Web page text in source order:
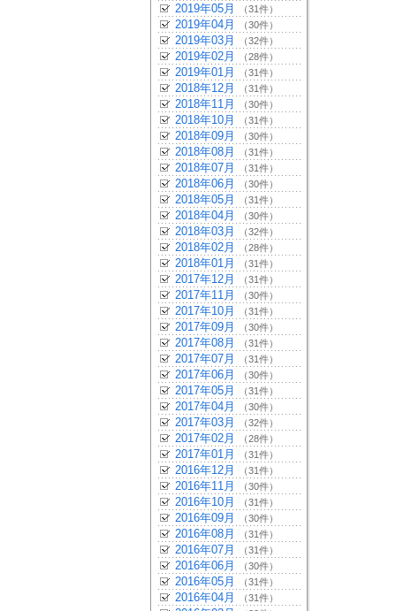
2019年05月 （31件）
2019年04月 （30件）
2019年03月 （32件）
2019年02月 （28件）
2019年01月 （31件）
2018年12月 （31件）
2018年11月 （30件）
2018年10月 （31件）
2018年09月 （30件）
2018年08月 （31件）
2018年07月 （31件）
2018年06月 （30件）
2018年05月 （31件）
2018年04月 （30件）
2018年03月 （32件）
2018年02月 （28件）
2018年01月 （31件）
2017年12月 （31件）
2017年11月 （30件）
2017年10月 （31件）
2017年09月 （30件）
2017年08月 （31件）
2017年07月 （31件）
2017年06月 （30件）
2017年05月 （31件）
2017年04月 （30件）
2017年03月 （32件）
2017年02月 （28件）
2017年01月 （31件）
2016年12月 （31件）
2016年11月 （30件）
2016年10月 （31件）
2016年09月 （30件）
2016年08月 （31件）
2016年07月 （31件）
2016年06月 （30件）
2016年05月 （31件）
2016年04月 （31件）